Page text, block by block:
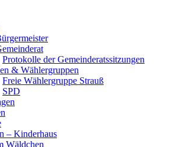
Protokolle der Gemeinderatssitzungen
& Wählergruppen
Freie Wählergruppe Strauß
SPD
– Kinderhaus
Wäldchen